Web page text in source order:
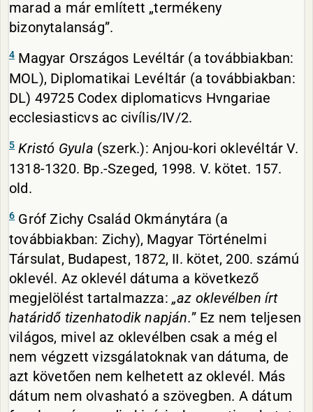
marad a már említett „termékeny
bizonytalanság”.
4Magyar Országos Levéltár (a továbbiakban:
MOL), Diplomatikai Levéltár (a továbbiakban:
DL) 49725 Codex diplomaticvs Hvngariae
ecclesiasticvs ac civílis/IV/2.
5 Kristó Gyula (szerk.): Anjou-kori oklevéltár V.
1318-1320. Bp.-Szeged, 1998. V. kötet. 157.
old.
6Gróf Zichy Család Okmánytára (a
továbbiakban: Zichy), Magyar Történelmi
Társulat, Budapest, 1872, II. kötet, 200. számú
oklevél. Az oklevél dátuma a következő
megjelölést tartalmazza: „az oklevélben írt
határidő tizenhatodik napján.” Ez nem teljesen
világos, mivel az oklevélben csak a még el
nem végzett vizsgálatoknak van dátuma, de
azt követően nem kelhetett az oklevél. Más
dátum nem olvasható a szövegben. A dátum